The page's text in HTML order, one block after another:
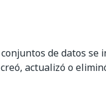
de datos se
actualizó o